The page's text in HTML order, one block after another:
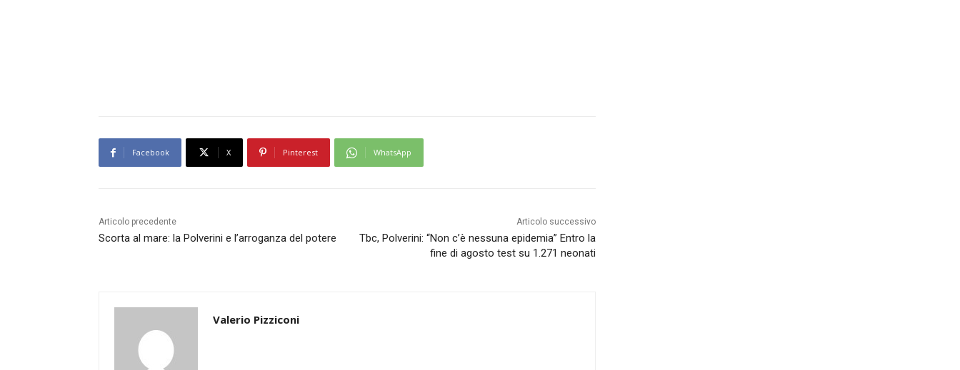
Facebook X Pinterest WhatsApp
Articolo precedente
Scorta al mare: la Polverini e l’arroganza del potere
Articolo successivo
Tbc, Polverini: “Non c’è nessuna epidemia” Entro la
fine di agosto test su 1.271 neonati
Valerio Pizziconi